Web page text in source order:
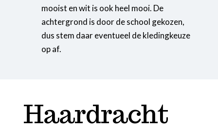
mooist en wit is ook heel mooi. De
achtergrond is door de school gekozen,
dus stem daar eventueel de kledingkeuze
op af.
Haardracht